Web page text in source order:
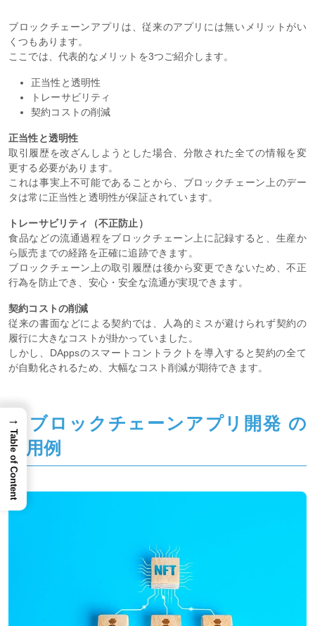
ブロックチェーンアプリは、従来のアプリには無いメリットがい
くつもあります。
ここでは、代表的なメリットを3つご紹介します。
正当性と透明性
トレーサビリティ
契約コストの削減
正当性と透明性
取引履歴を改ざんしようとした場合、分散された全ての情報を変
更する必要があります。
これは事実上不可能であることから、ブロックチェーン上のデー
タは常に正当性と透明性が保証されています。
トレーサビリティ（不正防止）
食品などの流通過程をブロックチェーン上に記録すると、生産か
ら販売までの経路を正確に追跡できます。
ブロックチェーン上の取引履歴は後から変更できないため、不正
行為を防止でき、安心・安全な流通が実現できます。
契約コストの削減
従来の書面などによる契約では、人為的ミスが避けられず契約の
履行に大きなコストが掛かっていました。
しかし、DAppsのスマートコントラクトを導入すると契約の全て
が自動化されるため、大幅なコスト削減が期待できます。
5. ブロックチェーンアプリ開発 の
活用例
→
Table of Content